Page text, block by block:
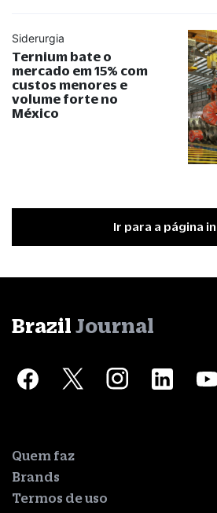
Siderurgia
Ternium bate o
mercado em 15% com
custos menores e
volume forte no
México
Ir para a página
Brazil Journal
Quem faz
Brands
Termos de uso